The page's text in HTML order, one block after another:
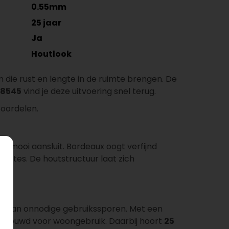
0.55mm
25 jaar
Ja
Houtlook
rust en lengte in de ruimte brengen. De
8545 vind je deze uitvoering snel terug.
mooi aansluit. Bordeaux oogt verfijnd
De houtstructuur laat zich
onnodige gebruikssporen. Met een
voor woongebruik. Daarbij hoort 25